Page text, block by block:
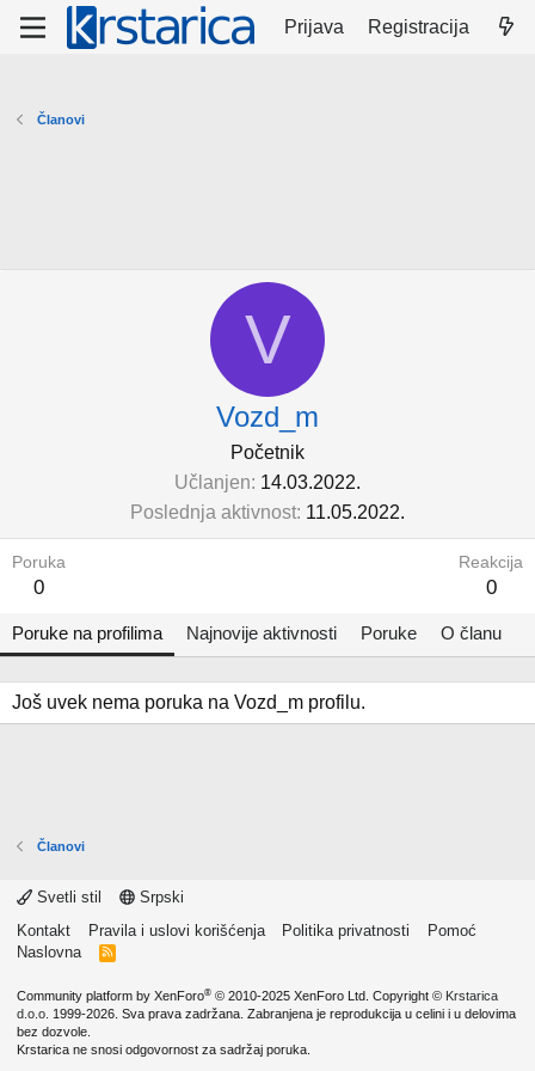
Prijava Registracija
Članovi
V
Vozd_m
Početnik
Učlanjen 14.03.2022.
Poslednja aktivnost 11.05.2022.
Poruka
0
Reakcija
0
Poruke na profilima Najnovije aktivnosti Poruke O članu
Još uvek nema poruka na Vozd_m profilu.
Članovi
Svetli stil
Srpski
Kontakt
Pravila i uslovi korišćenja Politika privatnosti
Pomoć
Naslovna
R
Community platform by XenForo® © 2010-2025 XenForo Ltd. Copyright © Krstarica
d.o.o. 1999-2026. Sva prava zadržana. Zabranjena je reprodukcija u celini i u delovima
bez dozvole.
Krstarica ne snosi odgovornost za sadržaj poruka.